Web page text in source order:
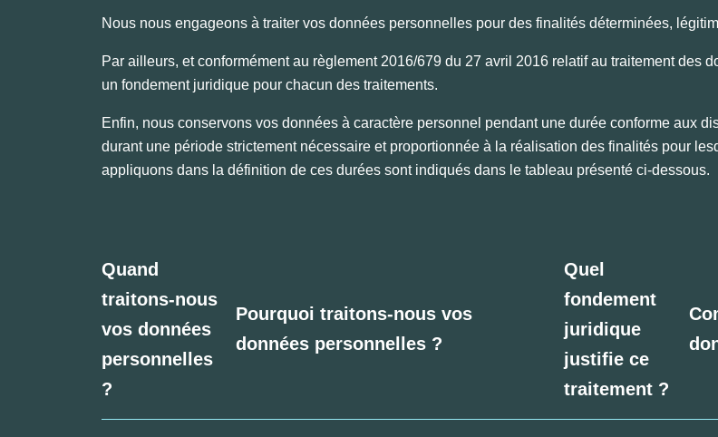
Nous nous engageons à traiter vos données personnelles pour des finalités déterminées,
Par ailleurs, et conformément au règlement 2016/679 du 27 avril 2016 relatif au traitement des
un fondement juridique pour chacun des traitements.
Enfin, nous conservons vos données à caractère personnel pendant une durée conforme aux
durant une période strictement nécessaire et proportionnée à la réalisation des finalités pour
appliquons dans la définition de ces durées sont indiqués dans le tableau présenté ci-dessous.
Quand
traitons-nous
vos données
personnelles
?
Pourquoi traitons-nous vos
données personnelles ?
Quel
fondement
juridique
justifie ce
traitement ?